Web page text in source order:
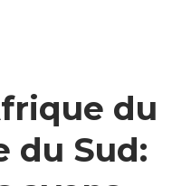
du
du Sud: